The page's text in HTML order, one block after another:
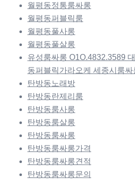
월평동정통룸싸롱
월평동퍼블릭룸
월평동풀사롱
월평동풀살롱
유성룸싸롱 O1O.4832.3589
동퍼블릭가라오케 세종시룸싸
탄방동노래방
탄방동란제리룸
탄방동룸사롱
탄방동룸살롱
탄방동룸싸롱
탄방동룸싸롱가격
탄방동룸싸롱견적
탄방동룸싸롱문의